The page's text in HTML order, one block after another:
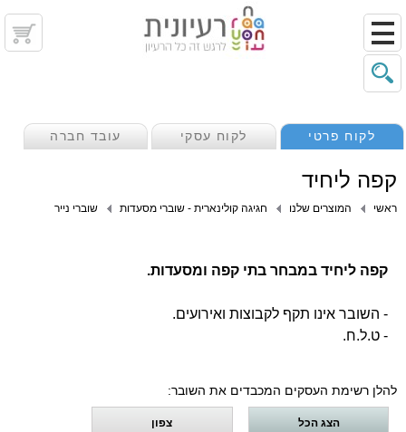
לקוח פרטי לקוח עסקי עובד חברה
קפה ליחיד
ראשי המוצרים שלנו חגיגה קולינארית - שוברי מסעדות שוברי נייר
קפה ליחיד במבחר בתי קפה ומסעדות.
- השובר אינו תקף לקבוצות ואירועים.
- ט.ל.ח.
להלן רשימת העסקים המכבדים את השובר:
הצג הכל צפון